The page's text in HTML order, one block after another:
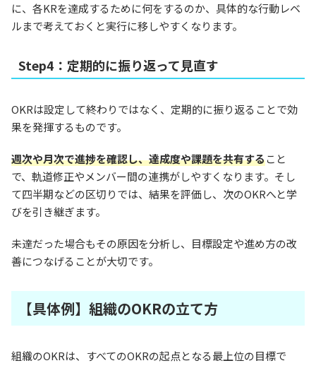
に、各KRを達成するために何をするのか、具体的な行動レベ
ルまで考えておくと実行に移しやすくなります。
Step4：定期的に振り返って見直す
OKRは設定して終わりではなく、定期的に振り返ることで効
果を発揮するものです。
週次や月次で進捗を確認し、達成度や課題を共有すること
で、軌道修正やメンバー間の連携がしやすくなります。そし
て四半期などの区切りでは、結果を評価し、次のOKRへと学
びを引き継ぎます。
未達だった場合もその原因を分析し、目標設定や進め方の改
善につなげることが大切です。
【具体例】組織のOKRの立て方
組織のOKRは、すべてのOKRの起点となる最上位の目標で